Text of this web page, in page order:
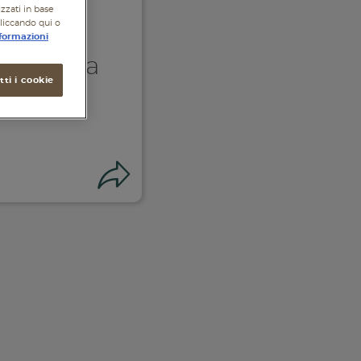
facebook
in base
qui o
i cookie